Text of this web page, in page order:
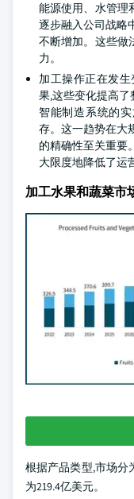
能源使用、水管理
逐步融入公司战略
不断增加。这些做
力。
加工操作正在发
果,这些变化提高了
智能制造系统的
存。这一趋势在大
的精确性至关重要
大限度地降低了运
加工水果和蔬菜市
根据产品类型,市场分
为219.4亿美元。